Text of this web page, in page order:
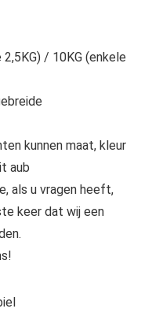
/ 10KG (enkele
kunnen maat, kleur
aub
als u vragen heeft,
keer dat wij een